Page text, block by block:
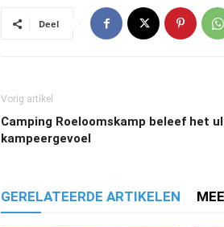
Deel
Vorig artikel
Camping Roeloomskamp beleef het
kampeergevoel
GERELATEERDE ARTIKELEN